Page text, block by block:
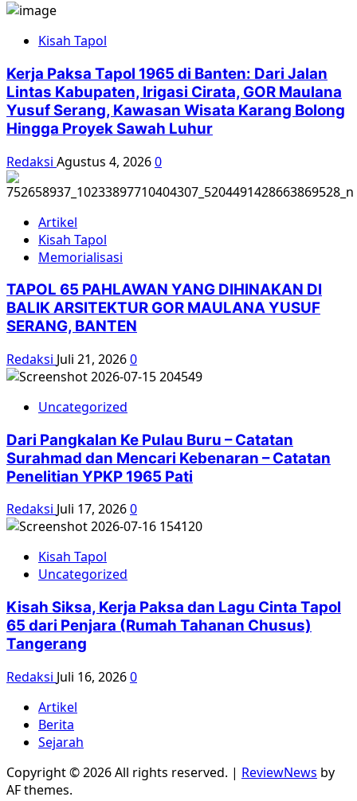
Timor-
untuk
para
korban
tragedi
di
Kisah Tapol
Kerja Paksa Tapol 1965 di Banten: Dari Jalan
Lintas Kabupaten, Irigasi Cirata, GOR Maulana
Yusuf Serang, Kawasan Wisata Karang Bolong
Hingga Proyek Sawah Luhur
Redaksi Agustus 4, 20260
Artikel
Kisah Tapol
Memorialisasi
TAPOL 65 PAHLAWAN YANG DIHINAKAN DI
BALIK ARSITEKTUR GOR MAULANA YUSUF
SERANG, BANTEN
Redaksi Juli 21, 20260
Uncategorized
Dari Pangkalan Ke Pulau Buru – Catatan
Surahmad dan Mencari Kebenaran – Catatan
Penelitian YPKP 1965 Pati
Redaksi Juli 17, 20260
Kisah Tapol
Uncategorized
Kisah Siksa, Kerja Paksa dan Lagu Cinta Tapol
65 dari Penjara (Rumah Tahanan Chusus)
Tangerang
Redaksi Juli 16, 20260
Artikel
Berita
Sejarah
Copyright © 2026 All rights reserved. | ReviewNews by
AF themes.